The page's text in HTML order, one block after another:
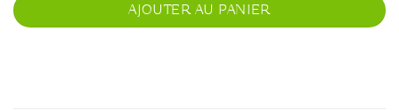
AJOUTER AU PANIER